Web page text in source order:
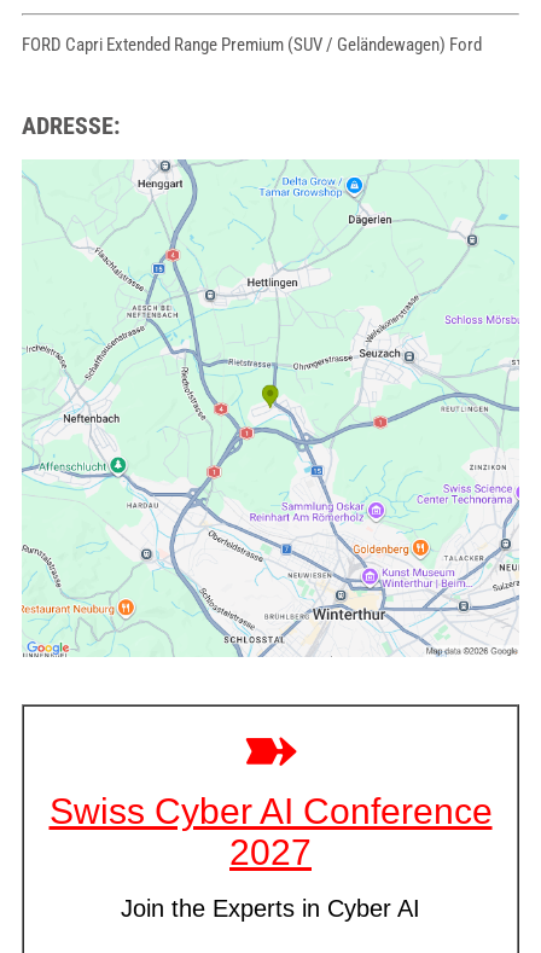
FORD Capri Extended Range Premium (SUV / Geländewagen) Ford
ADRESSE: